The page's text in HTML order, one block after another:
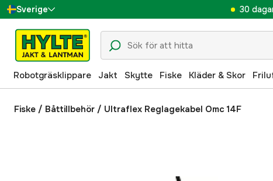
Sverige
Danmark
Suomi
Norge
Deutschland
30
Robotgräsklippare Jakt Skytte Fiske Kläder & Skor
Fiske / Båttillbehör / Ultraflex Reglagekabel Omc 14F